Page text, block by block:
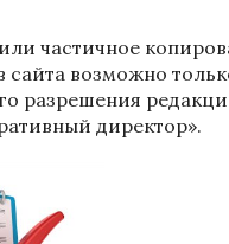
частичное
сайта возможно
разрешения
директор».